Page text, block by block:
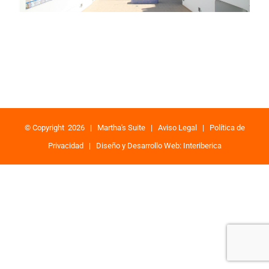
© Copyright 2026 | Martha's Suite| Aviso Legal | Política de
Privacidad | Diseño y Desarrollo Web: Interiberica